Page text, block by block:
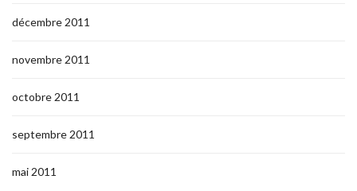
décembre 2011
novembre 2011
octobre 2011
septembre 2011
mai 2011